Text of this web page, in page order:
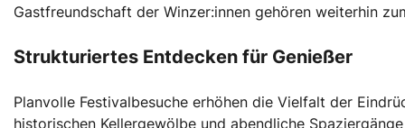
Gastfreundschaft der Winzer:innen gehören weiterhin
Strukturiertes Entdecken für Genießer
Planvolle Festivalbesuche erhöhen die Vielfalt der
historischen Kellergewölbe und abendliche